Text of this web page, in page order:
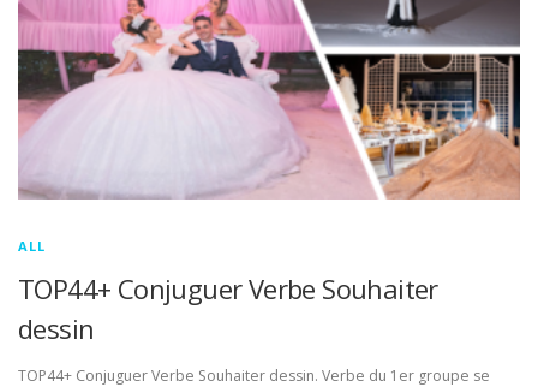
ALL
TOP44+ Conjuguer Verbe Souhaiter
dessin
TOP44+ Conjuguer Verbe Souhaiter dessin. Verbe du 1er groupe se